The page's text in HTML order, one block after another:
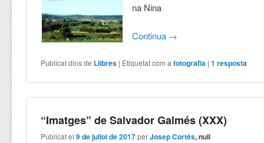
na Nina
Continua →
Publicat dins de Llibres | Etiquetat com a fotografia |1 resposta
“Imatges” de Salvador Galmés (XXX)
Publicat el9 de juliol de 2017 perJosep Cortès, null